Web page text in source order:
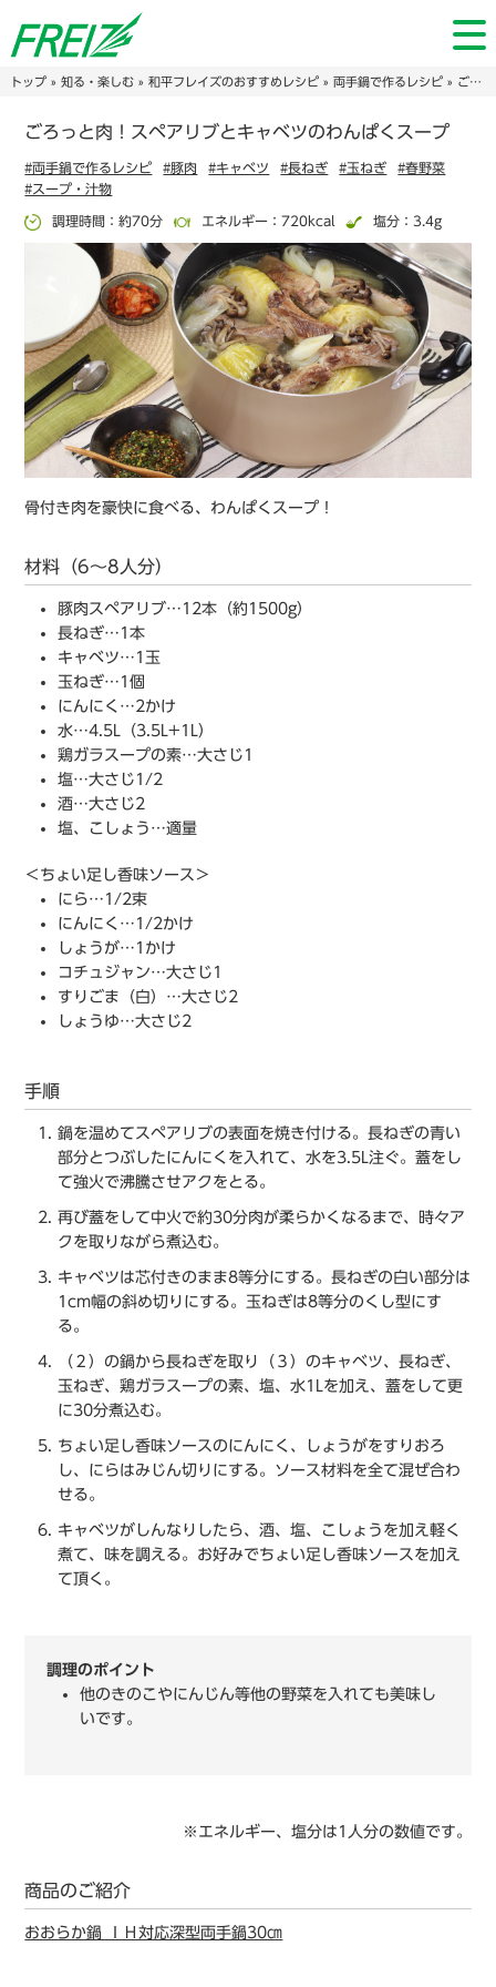
トップ» 知る・楽しむ» 和平フレイズのおすすめレシピ» 両手鍋で作るレシピ» ごろっと肉！スペアリブとキャベツのわんぱくスープ
ごろっと肉！スペアリブとキャベツのわんぱくスープ
#両手鍋で作るレシピ #豚肉 #キャベツ #長ねぎ #玉ねぎ
#春野菜
#スープ・汁物
調理時間：約70分 エネルギー：720kcal 塩分：3.4g
骨付き肉を豪快に食べる、わんぱくスープ！
材料（6〜8人分）
豚肉スペアリブ…12本（約1500g）
長ねぎ…1本
キャベツ…1玉
玉ねぎ…1個
にんにく…2かけ
水…4.5L（3.5L+1L）
鶏ガラスープの素…大さじ1
塩…大さじ1/2
酒…大さじ2
塩、こしょう…適量
＜ちょい足し香味ソース＞
にら…1/2束
にんにく…1/2かけ
しょうが…1かけ
コチュジャン…大さじ1
すりごま（白）…大さじ2
しょうゆ…大さじ2
手順
鍋を温めてスペアリブの表面を焼き付ける。長ねぎの青い
部分とつぶしたにんにくを入れて、水を3.5L注ぐ。蓋をし
て強火で沸騰させアクをとる。
再び蓋をして中火で約30分肉が柔らかくなるまで、時々ア
クを取りながら煮込む。
キャベツは芯付きのまま8等分にする。長ねぎの白い部分は
1cm幅の斜め切りにする。玉ねぎは8等分のくし型にす
る。
（２）の鍋から長ねぎを取り（３）のキャベツ、長ねぎ、
玉ねぎ、鶏ガラスープの素、塩、水1Lを加え、蓋をして更
に30分煮込む。
ちょい足し香味ソースのにんにく、しょうがをすりおろ
し、にらはみじん切りにする。ソース材料を全て混ぜ合わ
せる。
キャベツがしんなりしたら、酒、塩、こしょうを加え軽く
煮て、味を調える。お好みでちょい足し香味ソースを加え
て頂く。
調理のポイント
他のきのこやにんじん等他の野菜を入れても美味し
いです。
※エネルギー、塩分は1人分の数値です。
商品のご紹介
おおらか鍋 ＩＨ対応深型両手鍋30㎝